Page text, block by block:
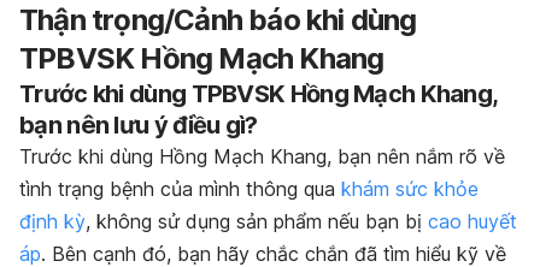
Thận trọng/Cảnh báo khi dùng
TPBVSK Hồng Mạch Khang
Trước khi dùng TPBVSK Hồng Mạch Khang,
bạn nên lưu ý điều gì?
Trước khi dùng Hồng Mạch Khang, bạn nên nắm rõ về
tình trạng bệnh của mình thông qua khám sức khỏe
định kỳ, không sử dụng sản phẩm nếu bạn bị cao huyết
áp. Bên cạnh đó, bạn hãy chắc chắn đã tìm hiểu kỹ về